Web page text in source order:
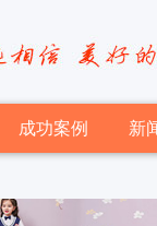
成功案例 新